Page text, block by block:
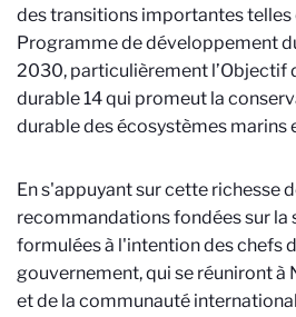
des transitions importantes telles
Programme de développement
2030, particulièrement l’Objectif
durable 14 qui promeut la
durable des écosystèmes marins
En s'appuyant sur cette richesse
recommandations fondées sur la
formulées à l'intention des chefs
gouvernement, qui se réuniront à
et de la communauté